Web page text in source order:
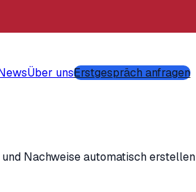
Über unsErstgespräch anfragen
Nachweise automatisch erstellen